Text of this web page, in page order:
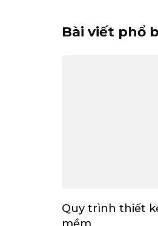
Bài viết phổ
Quy trình thiết